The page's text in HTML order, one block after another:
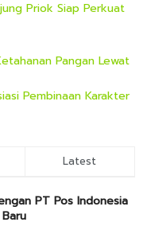
Priok Siap Perkuat
Pangan Lewat
Pembinaan Karakter
Latest
PT Pos Indonesia